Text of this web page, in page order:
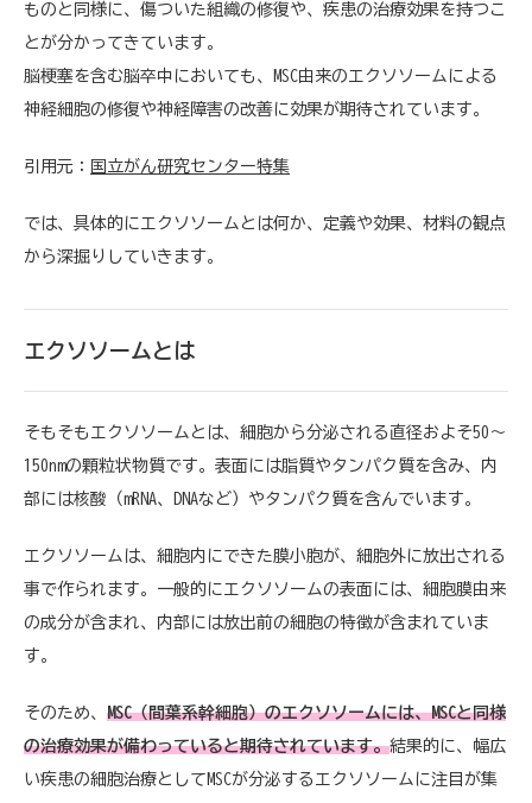
ものと同様に、傷ついた組織の修復や、疾患の治療効果を持つこ
とが分かってきています。
脳梗塞を含む脳卒中においても、MSC由来のエクソソームによる
神経細胞の修復や神経障害の改善に効果が期待されています。
引用元： 国立がん研究センター特集
では、具体的にエクソソームとは何か、定義や効果、材料の観点
から深掘りしていきます。
エクソソームとは
そもそもエクソソームとは、細胞から分泌される直径およそ50〜
150nmの顆粒状物質です。表面には脂質やタンパク質を含み、内
部には核酸（mRNA、DNAなど）やタンパク質を含んでいます。
エクソソームは、細胞内にできた膜小胞が、細胞外に放出される
事で作られます。一般的にエクソソームの表面には、細胞膜由来
の成分が含まれ、内部には放出前の細胞の特徴が含まれていま
す。
そのため、 MSC（間葉系幹細胞）のエクソソームには、MSCと同様
の治療効果が備わっていると期待されています。結果的に、幅広
い疾患の細胞治療としてMSCが分泌するエクソソームに注目が集